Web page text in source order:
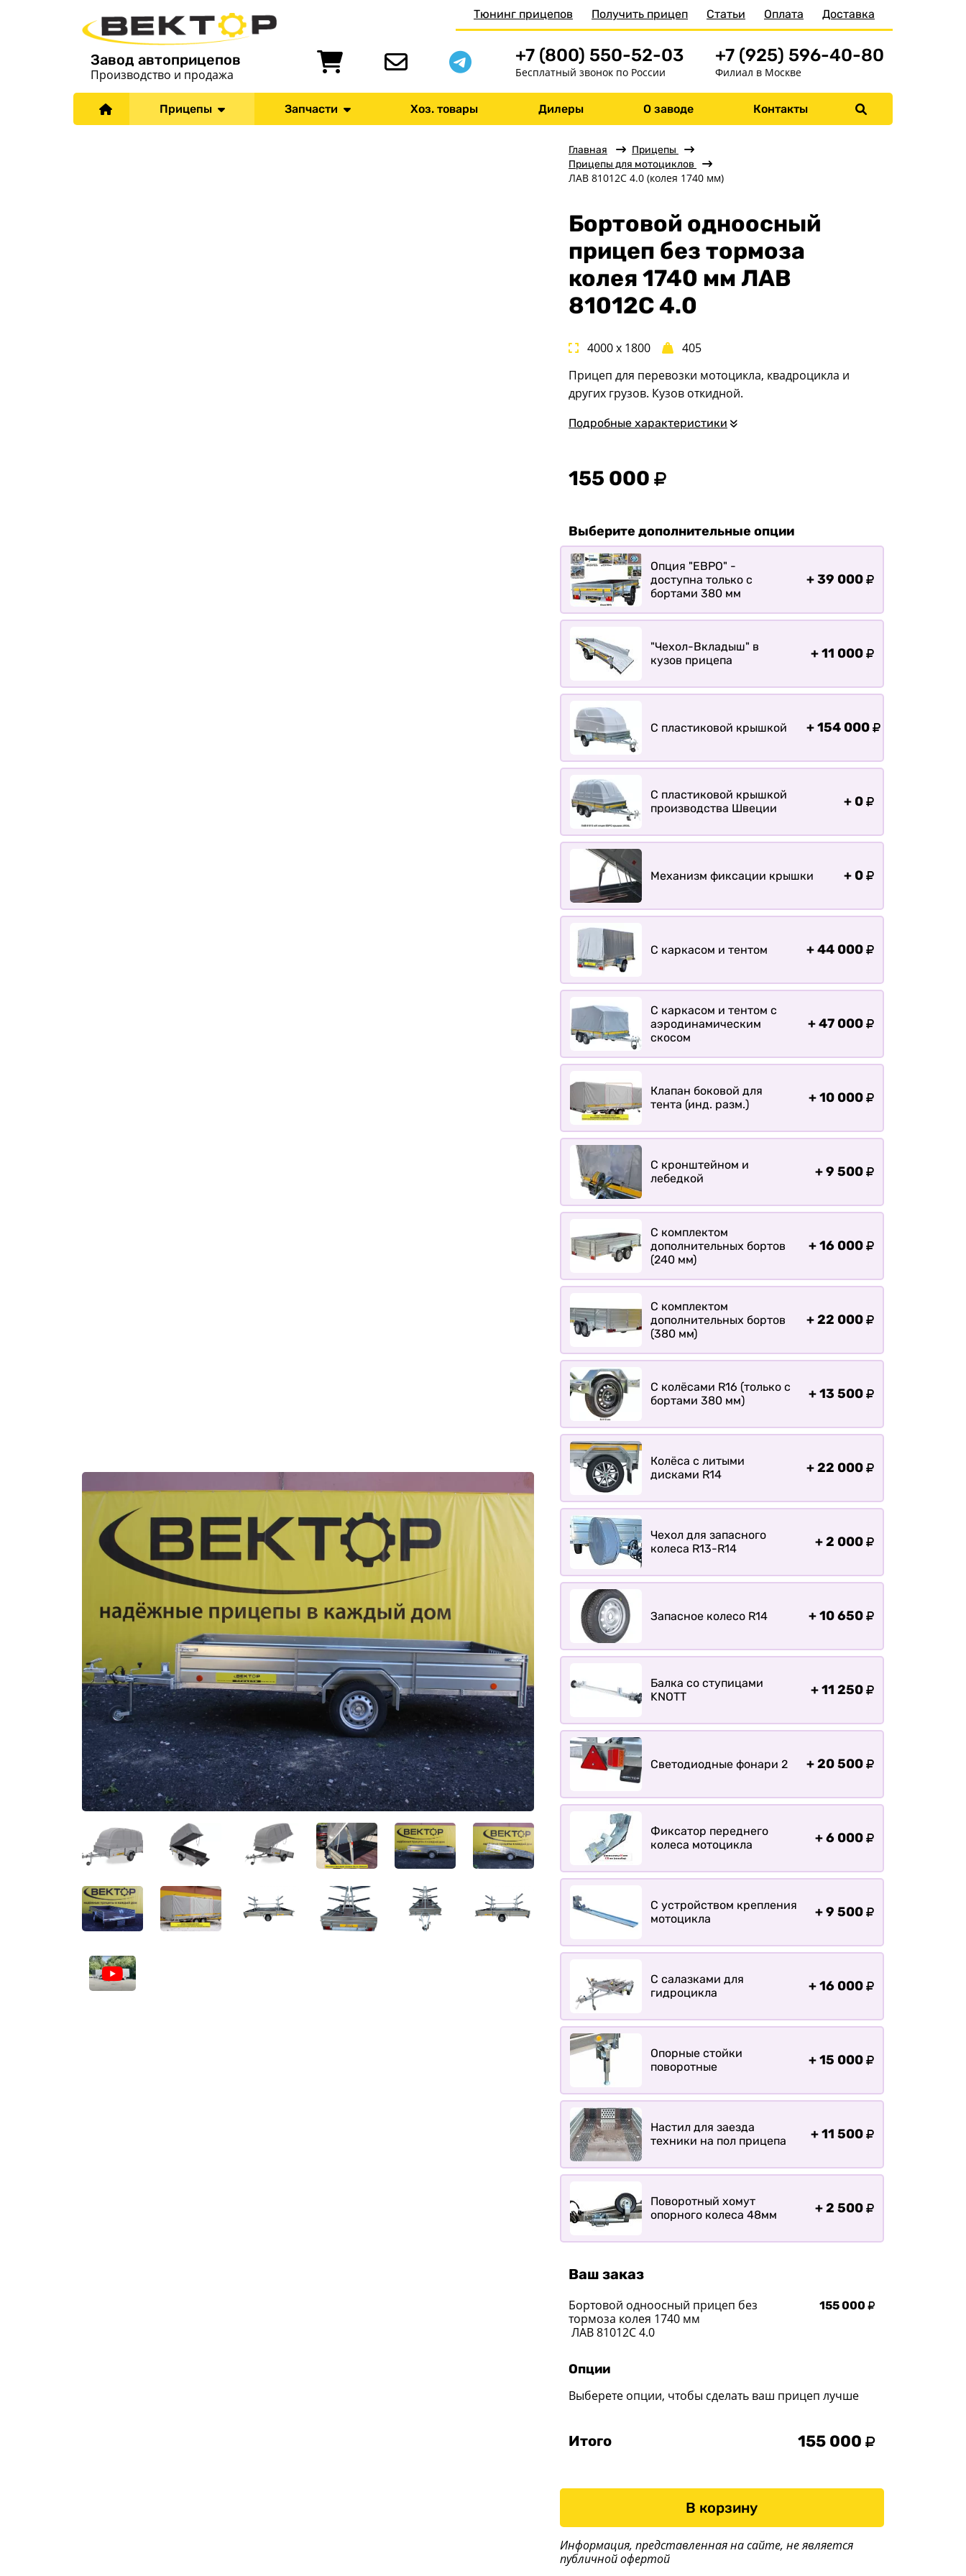
Меню
Для водной техники
Спец. назначения
Прицепы для лодок и
болотохода
Прицепы для лодки РИБ
Хоз. товары
Контакты
Статьи
Доставка
Завод автоприцепов
Производство и продажа
Тюнинг прицепов Получить прицеп Статьи Оплата Доставка
+7 (800) 550-52-03
Бесплатный звонок по России
+7 (925) 596-40-80
Филиал в Москве
Прицепы Запчасти Хоз. товары Дилеры О заводе Контакты
Главная
Прицепы
Прицепы для мотоциклов
ЛАВ 81012С 4.0 (колея 1740 мм)
Бортовой одноосный
прицеп без тормоза
колея 1740 мм ЛАВ
81012C 4.0
4000 x 1800
405
Прицеп для перевозки мотоцикла, квадроцикла и
других грузов. Кузов откидной.
Подробные характеристики
155 000
Выберите дополнительные опции
Опция "ЕВРО" -
доступна только с
бортами 380 мм
+39 000
"Чехол-Вкладыш" в
кузов прицепа
+11 000
С пластиковой крышкой +154 000
С пластиковой крышкой
производства Швеции
+ 0
Механизм фиксации крышки + 0
С каркасом и тентом +44 000
С каркасом и тентом с
аэродинамическим
скосом
+47 000
Клапан боковой для
тента (инд. разм.)
+10 000
С кронштейном и
лебедкой
+9 500
С комплектом
дополнительных бортов
(240 мм)
+16 000
С комплектом
дополнительных бортов
(380 мм)
+22 000
С колёсами R16 (только с
бортами 380 мм)
+13 500
Колёса с литыми
дисками R14
+22 000
Чехол для запасного
колеса R13-R14
+2 000
Запасное колесо R14 +10 650
Балка со ступицами
KNOTT
+11 250
Светодиодные фонари 2 +20 500
Фиксатор переднего
колеса мотоцикла
+6 000
С устройством крепления
мотоцикла
+9 500
С салазками для
гидроцикла
+16 000
Опорные стойки
поворотные
+15 000
Настил для заезда
техники на пол прицепа
+11 500
Поворотный хомут
опорного колеса 48мм
+2 500
Ваш заказ
Бортовой одноосный прицеп без
тормоза колея 1740 мм
ЛАВ 81012C 4.0
155 000
Опции
Выберете опции, чтобы сделать ваш прицеп лучше
Итого 155 000
В корзину
Информация, представленная на сайте, не является
публичной офертой